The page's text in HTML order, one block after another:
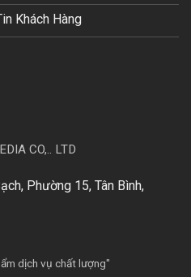
Khách Hàng
CO,.. LTD
Phường 15, Tân Bình,
dịch vụ chất lượng"